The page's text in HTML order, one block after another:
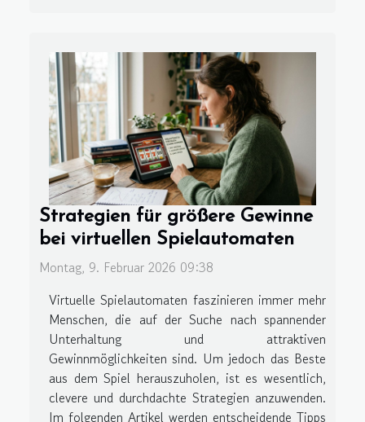
Strategien für größere Gewinne
bei virtuellen Spielautomaten
Montag, 9. Februar 2026 09:38
Virtuelle Spielautomaten faszinieren immer mehr
Menschen, die auf der Suche nach spannender
Unterhaltung und attraktiven
Gewinnmöglichkeiten sind. Um jedoch das Beste
aus dem Spiel herauszuholen, ist es wesentlich,
clevere und durchdachte Strategien anzuwenden.
Im folgenden Artikel werden entscheidende Tipps